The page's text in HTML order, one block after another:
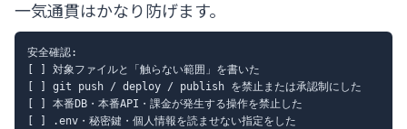
一気通貫はかなり防げます。
安全確認:
[ ] 対象ファイルと「触らない範囲」を書いた
[ ] git push / deploy / publish を禁止または承認制にした
[ ] 本番DB・本番API・課金が発生する操作を禁止した
[ ] .env・秘密鍵・個人情報を読ませない指定をした